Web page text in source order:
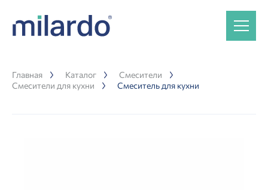
Главная Каталог
Смесители
Смесители для кухни
Смеситель для кухни